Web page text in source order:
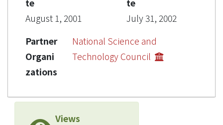
te
August 1, 2001
te
July 31, 2002
Partner
Organi
zations
National Science and
Technology Council
Views